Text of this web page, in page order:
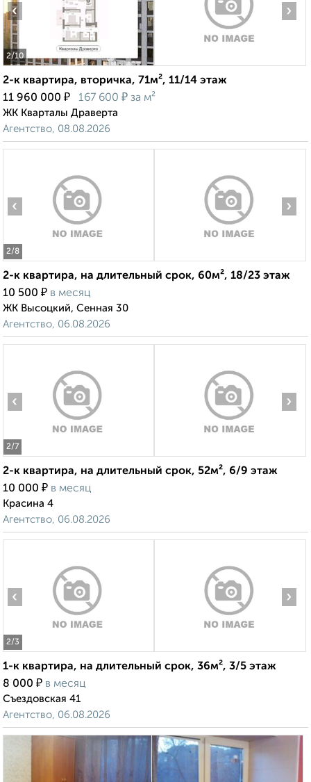
2/10
‹ ›
2-к квартира, вторичка, 71м², 11/14 этаж
11 960 000 ₽ 167 600 ₽ за м²
ЖК Кварталы Драверта
Агентство, 08.08.2026
2/8
‹ ›
2-к квартира, на длительный срок, 60м², 18/23 этаж
10 500 ₽ в месяц
ЖК Высоцкий, Сенная 30
Агентство, 06.08.2026
2/7
‹ ›
2-к квартира, на длительный срок, 52м², 6/9 этаж
10 000 ₽ в месяц
Красина 4
Агентство, 06.08.2026
2/3
‹ ›
1-к квартира, на длительный срок, 36м², 3/5 этаж
8 000 ₽ в месяц
Съездовская 41
Агентство, 06.08.2026